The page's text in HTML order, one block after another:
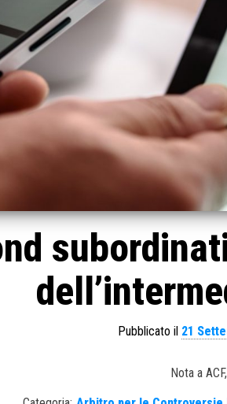
Pubblicato il 21
Nota a